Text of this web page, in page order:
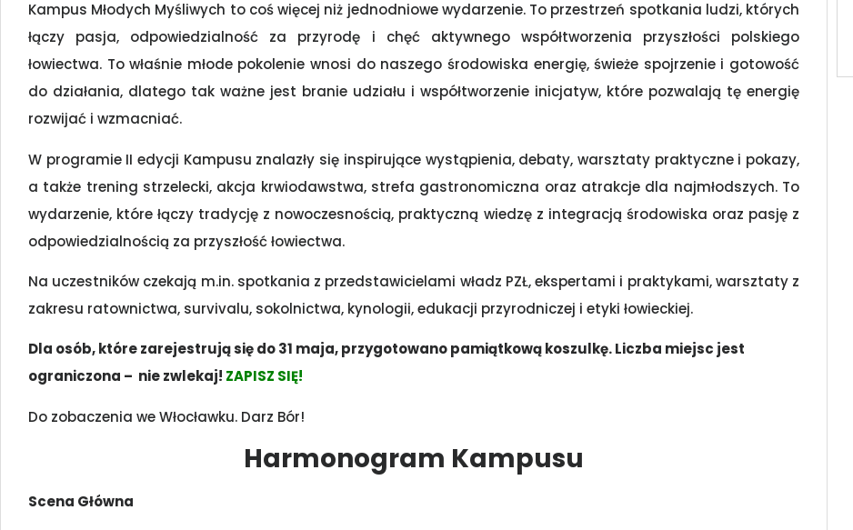
Kampus Młodych Myśliwych to coś więcej niż jednodniowe wydarzenie. To przestrzeń spotkania ludzi, których
łączy pasja, odpowiedzialność za przyrodę i chęć aktywnego współtworzenia przyszłości polskiego
łowiectwa. To właśnie młode pokolenie wnosi do naszego środowiska energię, świeże spojrzenie i gotowość
do działania, dlatego tak ważne jest branie udziału i współtworzenie inicjatyw, które pozwalają tę energię
rozwijać i wzmacniać.
W programie II edycji Kampusu znalazły się inspirujące wystąpienia, debaty, warsztaty praktyczne i pokazy,
a także trening strzelecki, akcja krwiodawstwa, strefa gastronomiczna oraz atrakcje dla najmłodszych. To
wydarzenie, które łączy tradycję z nowoczesnością, praktyczną wiedzę z integracją środowiska oraz pasję z
odpowiedzialnością za przyszłość łowiectwa.
Na uczestników czekają m.in. spotkania z przedstawicielami władz PZŁ, ekspertami i praktykami, warsztaty z
zakresu ratownictwa, survivalu, sokolnictwa, kynologii, edukacji przyrodniczej i etyki łowieckiej.
Dla osób, które zarejestrują się do 31 maja, przygotowano pamiątkową koszulkę. Liczba miejsc jest
ograniczona – nie zwlekaj! ZAPISZ SIĘ!
Do zobaczenia we Włocławku. Darz Bór!
Harmonogram Kampusu
Scena Główna